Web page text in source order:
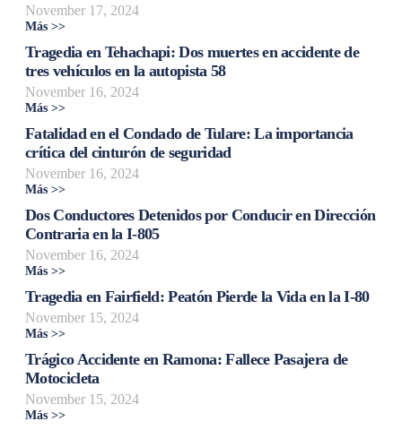
November 17, 2024
Más >>
Tragedia en Tehachapi: Dos muertes en accidente de
tres vehículos en la autopista 58
November 16, 2024
Más >>
Fatalidad en el Condado de Tulare: La importancia
crítica del cinturón de seguridad
November 16, 2024
Más >>
Dos Conductores Detenidos por Conducir en Dirección
Contraria en la I-805
November 16, 2024
Más >>
Tragedia en Fairfield: Peatón Pierde la Vida en la I-80
November 15, 2024
Más >>
Trágico Accidente en Ramona: Fallece Pasajera de
Motocicleta
November 15, 2024
Más >>